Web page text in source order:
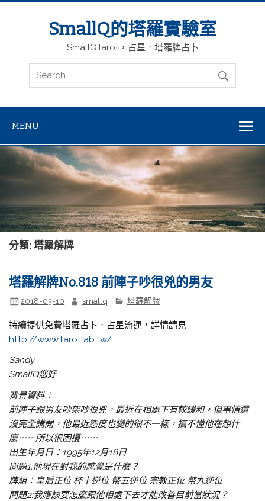
SmallQ的塔羅實驗室
SmallQTarot，占星．塔羅牌占卜
MENU
分類: 塔羅解牌
塔羅解牌No.818 前陣子吵很兇的男友
2018-03-10 smallq 塔羅解牌
持續提供免費塔羅占卜．占星流運，詳情請見
http://www.tarotlab.tw/
Sandy
SmallQ您好
背景資料：
前陣子跟男友吵架吵很兇，最近在相處下有較緩和，但事情還
沒完全講開，他最近態度也變的很不一樣，搞不懂他在想什
麼⋯⋯所以很困擾⋯⋯
出生年月日：1995年12月18日
問題1:他現在對我的感覺是什麼？
牌組：皇后正位 杯十逆位 幣五逆位 宗教正位 幣九逆位
問題2:我應該要怎麼跟他相處下去才能改善目前當狀況？